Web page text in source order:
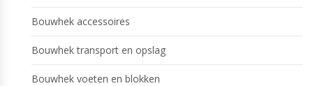
Bouwhek accessoires
Bouwhek transport en opslag
Bouwhek voeten en blokken